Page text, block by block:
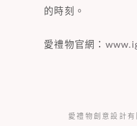
的時刻。
愛禮物官網：
愛禮物創意設計